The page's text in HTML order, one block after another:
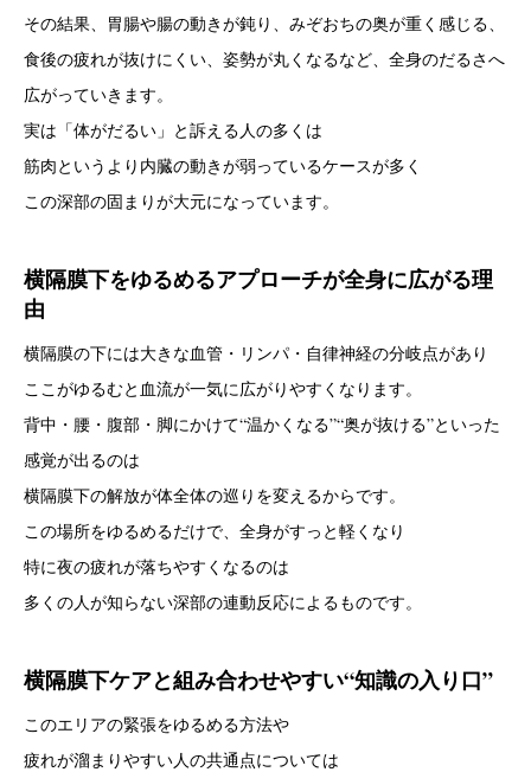
その結果、胃腸や腸の動きが鈍り、みぞおちの奥が重く感じる、
食後の疲れが抜けにくい、姿勢が丸くなるなど、全身のだるさへ
広がっていきます。
実は「体がだるい」と訴える人の多くは
筋肉というより内臓の動きが弱っているケースが多く
この深部の固まりが大元になっています。
横隔膜下をゆるめるアプローチが全身に広がる理
由
横隔膜の下には大きな血管・リンパ・自律神経の分岐点があり
ここがゆるむと血流が一気に広がりやすくなります。
背中・腰・腹部・脚にかけて“温かくなる”“奥が抜ける”といった
感覚が出るのは
横隔膜下の解放が体全体の巡りを変えるからです。
この場所をゆるめるだけで、全身がすっと軽くなり
特に夜の疲れが落ちやすくなるのは
多くの人が知らない深部の連動反応によるものです。
横隔膜下ケアと組み合わせやすい“知識の入り口”
このエリアの緊張をゆるめる方法や
疲れが溜まりやすい人の共通点については